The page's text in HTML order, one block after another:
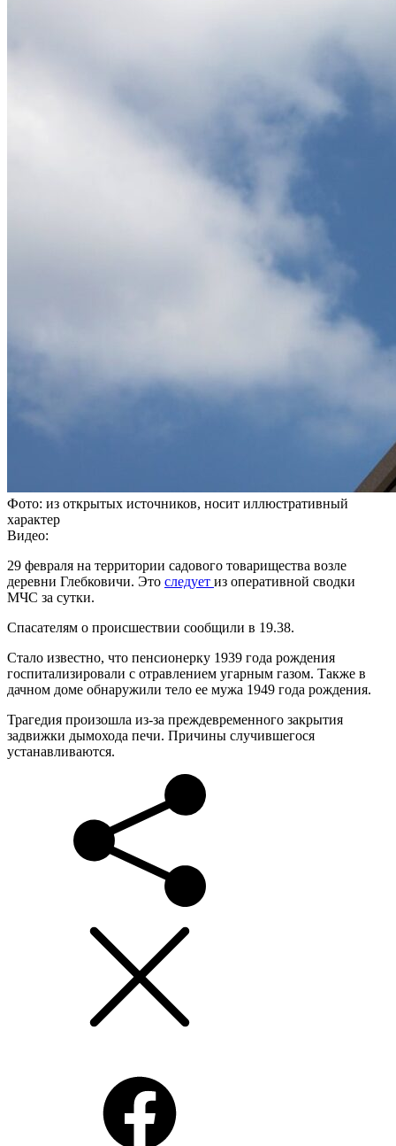
Фото: из открытых источников, носит иллюстративный
характер
Видео:
29 февраля на территории садового товарищества возле
деревни Глебковичи. Это следует из оперативной сводки
МЧС за сутки.
Спасателям о происшествии сообщили в 19.38.
Стало известно, что пенсионерку 1939 года рождения
госпитализировали с отравлением угарным газом. Также в
дачном доме обнаружили тело ее мужа 1949 года рождения.
Трагедия произошла из-за преждевременного закрытия
задвижки дымохода печи. Причины случившегося
устанавливаются.